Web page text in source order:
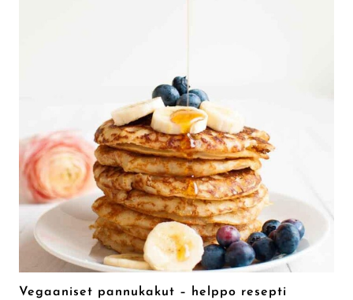
Vegaaniset pannukakut – helppo resepti